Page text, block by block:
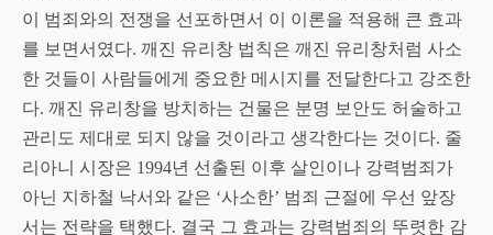
이 범죄와의 전쟁을 선포하면서 이 이론을 적용해 큰 효과
를 보면서였다. 깨진 유리창 법칙은 깨진 유리창처럼 사소
한 것들이 사람들에게 중요한 메시지를 전달한다고 강조한
다. 깨진 유리창을 방치하는 건물은 분명 보안도 허술하고
관리도 제대로 되지 않을 것이라고 생각한다는 것이다. 줄
리아니 시장은 1994년 선출된 이후 살인이나 강력범죄가
아닌 지하철 낙서와 같은 ‘사소한’ 범죄 근절에 우선 앞장
서는 전략을 택했다. 결국 그 효과는 강력범죄의 뚜렷한 감